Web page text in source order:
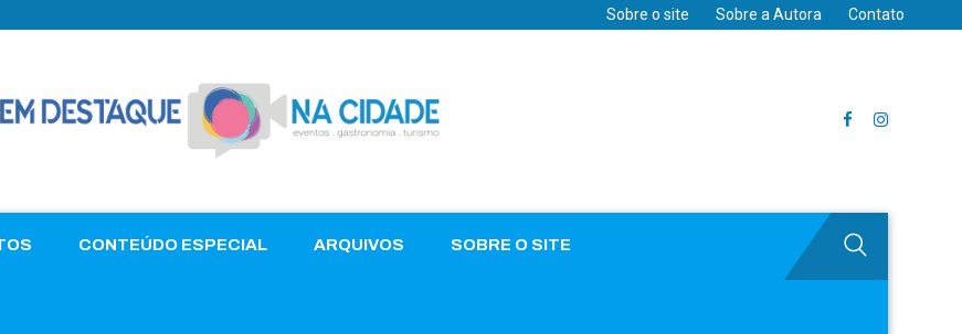
Sobre o site Sobre a Autora Contato
CONTEÚDO ESPECIAL ARQUIVOS SOBRE O SITE